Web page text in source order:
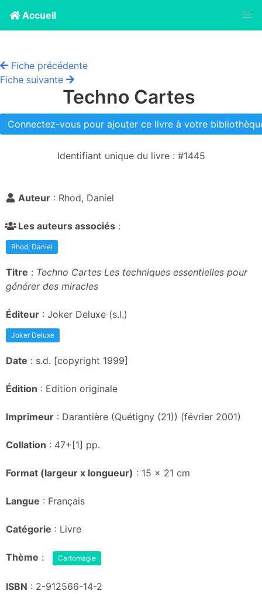
Accueil
Fiche précédente
Fiche suivante
Techno Cartes
Connectez-vous pour ajouter ce livre à votre
Identifiant unique du livre : #1445
Auteur : Rhod, Daniel
Les auteurs associés :
Rhod, Daniel
Titre : Techno Cartes Les techniques essentielles pour
générer des miracles
Éditeur : Joker Deluxe (s.l.)
Joker Deluxe
Date : s.d. [copyright 1999]
Édition : Edition originale
Imprimeur : Darantière (Quétigny (21)) (février 2001)
Collation : 47+[1] pp.
Format (largeur x longueur) : 15 x 21 cm
Langue : Français
Catégorie : Livre
Thème : Cartomagie
ISBN : 2-912566-14-2